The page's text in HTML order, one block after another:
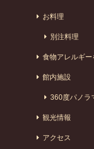
お料理
別注料理
食物アレルギ
館内施設
360度パノラ
観光情報
アクセス